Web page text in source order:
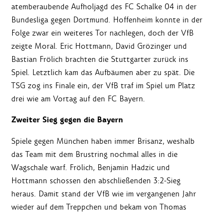
atemberaubende Aufholjagd des FC Schalke 04 in der
Bundesliga gegen Dortmund. Hoffenheim konnte in der
Folge zwar ein weiteres Tor nachlegen, doch der VfB
zeigte Moral. Eric Hottmann, David Grözinger und
Bastian Frölich brachten die Stuttgarter zurück ins
Spiel. Letztlich kam das Aufbäumen aber zu spät. Die
TSG zog ins Finale ein, der VfB traf im Spiel um Platz
drei wie am Vortag auf den FC Bayern.
Zweiter Sieg gegen die Bayern
Spiele gegen München haben immer Brisanz, weshalb
das Team mit dem Brustring nochmal alles in die
Wagschale warf. Frölich, Benjamin Hadzic und
Hottmann schossen den abschließenden 3:2-Sieg
heraus. Damit stand der VfB wie im vergangenen Jahr
wieder auf dem Treppchen und bekam von Thomas